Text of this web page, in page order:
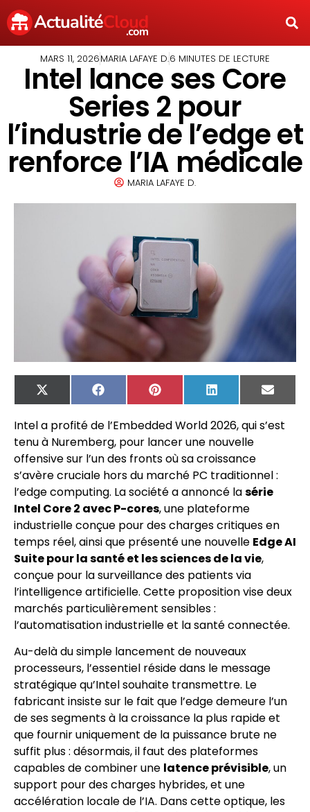
MARS 11, 2026MARIA LAFAYE D.6 MINUTES DE LECTURE
Intel lance ses Core
Series 2 pour
l’industrie de l’edge et
renforce l’IA médicale
MARIA LAFAYE D.
X
(Twitter)
FacebookPinterest LinkedIn
Email
Intel a profité de l’Embedded World 2026, qui s’est
tenu à Nuremberg, pour lancer une nouvelle
offensive sur l’un des fronts où sa croissance
s’avère cruciale hors du marché PC traditionnel :
l’edge computing. La société a annoncé lasérie
Intel Core 2 avec P-cores, une plateforme
industrielle conçue pour des charges critiques en
temps réel, ainsi que présenté une nouvelle Edge AI
Suite pour la santé et les sciences de la vie,
conçue pour la surveillance des patients via
l’intelligence artificielle. Cette proposition vise deux
marchés particulièrement sensibles :
l’automatisation industrielle et la santé connectée.
Au-delà du simple lancement de nouveaux
processeurs, l’essentiel réside dans le message
stratégique qu’Intel souhaite transmettre. Le
fabricant insiste sur le fait que l’edge demeure l’un
de ses segments à la croissance la plus rapide et
que fournir uniquement de la puissance brute ne
suffit plus : désormais, il faut des plateformes
capables de combiner une latence prévisible, un
support pour des charges hybrides, et une
accélération locale de l’IA. Dans cette optique, les